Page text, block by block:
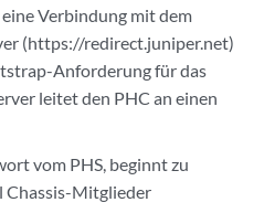
Verbindung mit dem
(https://redirect.juniper.net)
Anforderung für das
leitet den PHC an einen
vom PHS, beginnt zu
Chassis-Mitglieder